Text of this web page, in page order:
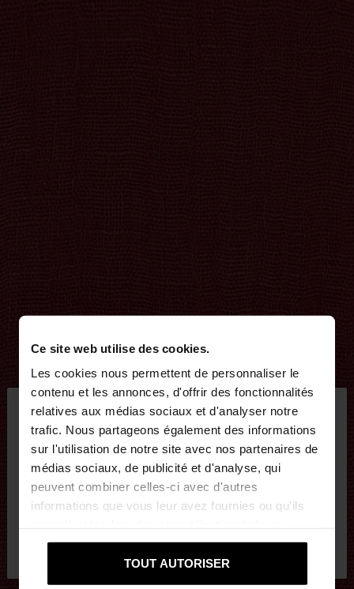
Ce site web utilise des cookies.
Les cookies nous permettent de personnaliser le
contenu et les annonces, d'offrir des fonctionnalités
relatives aux médias sociaux et d'analyser notre
trafic. Nous partageons également des informations
sur l'utilisation de notre site avec nos partenaires de
médias sociaux, de publicité et d'analyse, qui
peuvent combiner celles-ci avec d'autres
informations que vous leur avez fournies ou qu'ils
services.
TOUT AUTORISER
bonjour ×
Vous accédez au site depuis Belgique. Voulez-vous
parcourir notre site au United States?